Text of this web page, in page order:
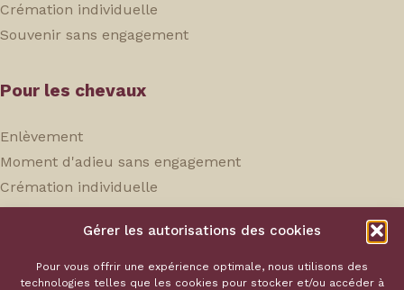
Gérer les autorisations des cookies
Pour vous offrir une expérience optimale, nous utilisons des
technologies telles que les cookies pour stocker et/ou accéder à
Crémation individuelle
Souvenir sans engagement
Pour les chevaux
Enlèvement
Moment d'adieu sans engagement
Crémation individuelle
Souvenir sans engagement
Service Hoka